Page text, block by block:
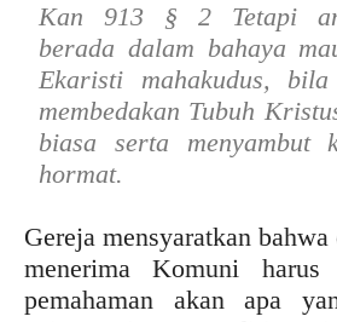
Kan 913 § 2 Tetapi
berada dalam bahaya
Ekaristi mahakudus,
membedakan Tubuh
biasa serta menyambut
hormat.
Gereja mensyaratkan
menerima Komuni
pemahaman akan apa